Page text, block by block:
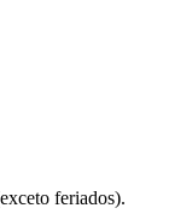
feriados).